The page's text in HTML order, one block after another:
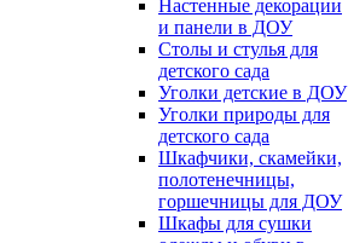
Настенные декорации
и панели в ДОУ
Столы и стулья для
детского сада
Уголки детские в ДОУ
Уголки природы для
детского сада
Шкафчики, скамейки,
полотенечницы,
горшечницы для ДОУ
Шкафы для сушки